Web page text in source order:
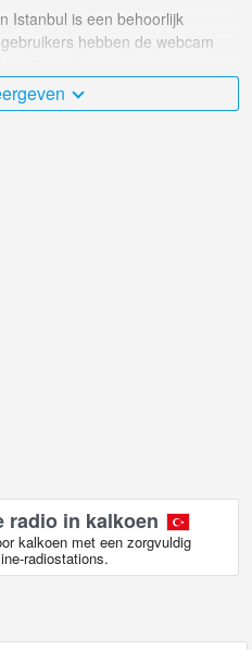
Istanbul is een behoorlijk
hebben de webcam
een groot aantal plaatsen die ik
radio in kalkoen
kalkoen met een zorgvuldig
radiostations.